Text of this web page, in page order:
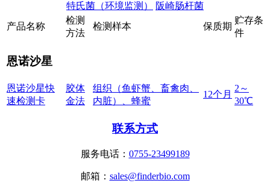
特氏菌（环境监测）
阪崎肠杆菌
产品名称
检测
方法
检测样本 保质期
贮存条
件
恩诺沙星
恩诺沙星快
速检测卡
胶体
金法
组织（鱼虾蟹、畜禽肉、
内脏）、蜂蜜
12个月
2～
30℃
联系方式
服务电话： 0755-23499189
邮箱： sales@finderbio.com